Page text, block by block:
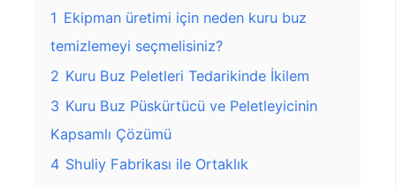
1 Ekipman üretimi için neden kuru buz
temizlemeyi seçmelisiniz?
2 Kuru Buz Peletleri Tedarikinde İkilem
3 Kuru Buz Püskürtücü ve Peletleyicinin
Kapsamlı Çözümü
4 Shuliy Fabrikası ile Ortaklık